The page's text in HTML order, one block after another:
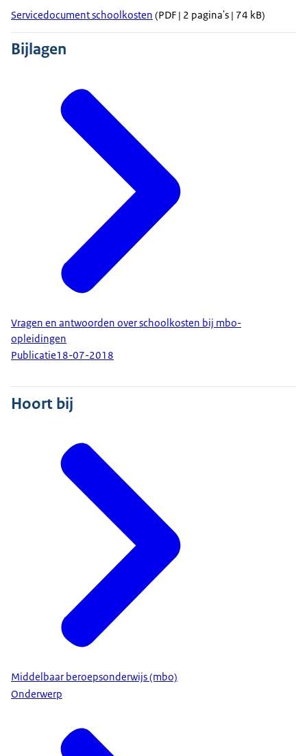
Servicedocument schoolkosten (PDF | 2 pagina's | 74 kB)
Bijlagen
Vragen en antwoorden over schoolkosten bij mbo-
opleidingen
Publicatie18-07-2018
Hoort bij
Middelbaar beroepsonderwijs (mbo)
Onderwerp